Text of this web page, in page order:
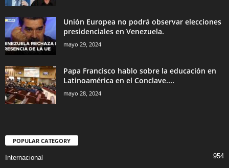
Unión Europea no podrá observar elecciones
presidenciales en Venezuela.
mayo 29, 2024
Papa Francisco hablo sobre la educación en
Latinoamérica en el Conclave....
mayo 28, 2024
POPULAR CATEGORY
Internacional
954